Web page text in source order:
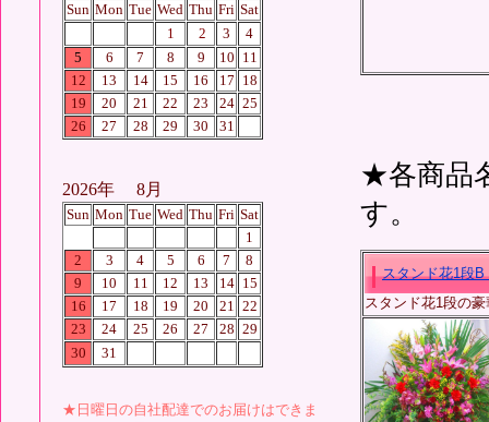
★各商品
す。
スタンド花1段B
スタンド花1段の
Sun Mon Tue Wed Thu Fri Sat
1
2 3
4
5
6 7 8 9 10 11
12
13 14 15 16 17 18
19
20 21 22 23 24 25
26
27 28 29 30 31
2026年 8月
Sun Mon Tue Wed Thu Fri Sat
1
2
3 4 5 6 7
8
9
10 11 12 13 14 15
16
17 18 19 20 21 22
23
24 25 26 27 28 29
30
31
★日曜日の自社配達でのお届けはできま